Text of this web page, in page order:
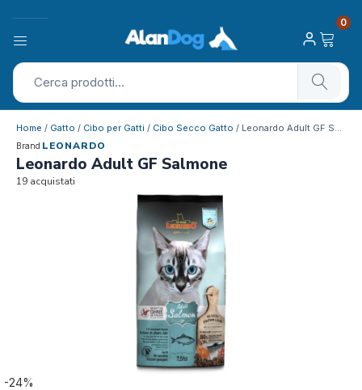
0
Home / Gatto / Cibo per Gatti / Cibo Secco Gatto / Leonardo Adult GF Salmone
Brand LEONARDO
Leonardo Adult GF Salmone
19 acquistati
-24%